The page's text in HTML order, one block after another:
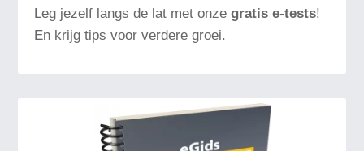
Leg jezelf langs de lat met onzegratis e-tests!
En krijg tips voor verdere groei.